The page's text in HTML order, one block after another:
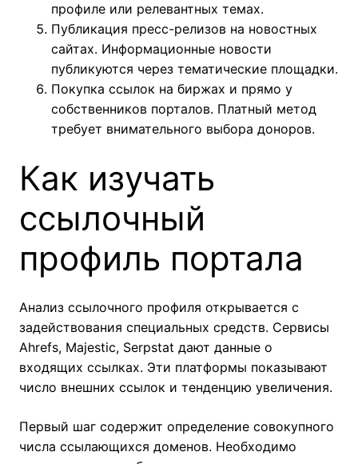
профиле или релевантных темах.
Публикация пресс-релизов на новостных
сайтах. Информационные новости
публикуются через тематические площадки.
Покупка ссылок на биржах и прямо у
собственников порталов. Платный метод
требует внимательного выбора доноров.
Как изучать
ссылочный
профиль портала
Анализ ссылочного профиля открывается с
задействования специальных средств. Сервисы
Ahrefs, Majestic, Serpstat дают данные о
входящих ссылках. Эти платформы показывают
число внешних ссылок и тенденцию увеличения.
Первый шаг содержит определение совокупного
числа ссылающихся доменов. Необходимо